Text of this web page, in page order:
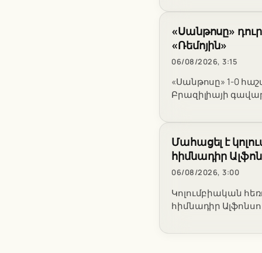
«Սանթոսը»
«Ռեմոյին»
06/08/2026, 3:15
«Սանթոսը» 1-0
Բրազիլիայի
Մահացել է
հիմնադիր
06/08/2026, 3:00
Կոլումբիական
հիմնադիր